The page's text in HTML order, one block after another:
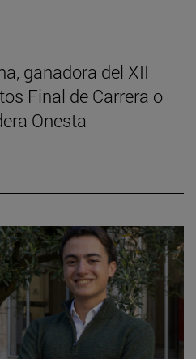
ganadora del XII
Final de Carrera o
Onesta